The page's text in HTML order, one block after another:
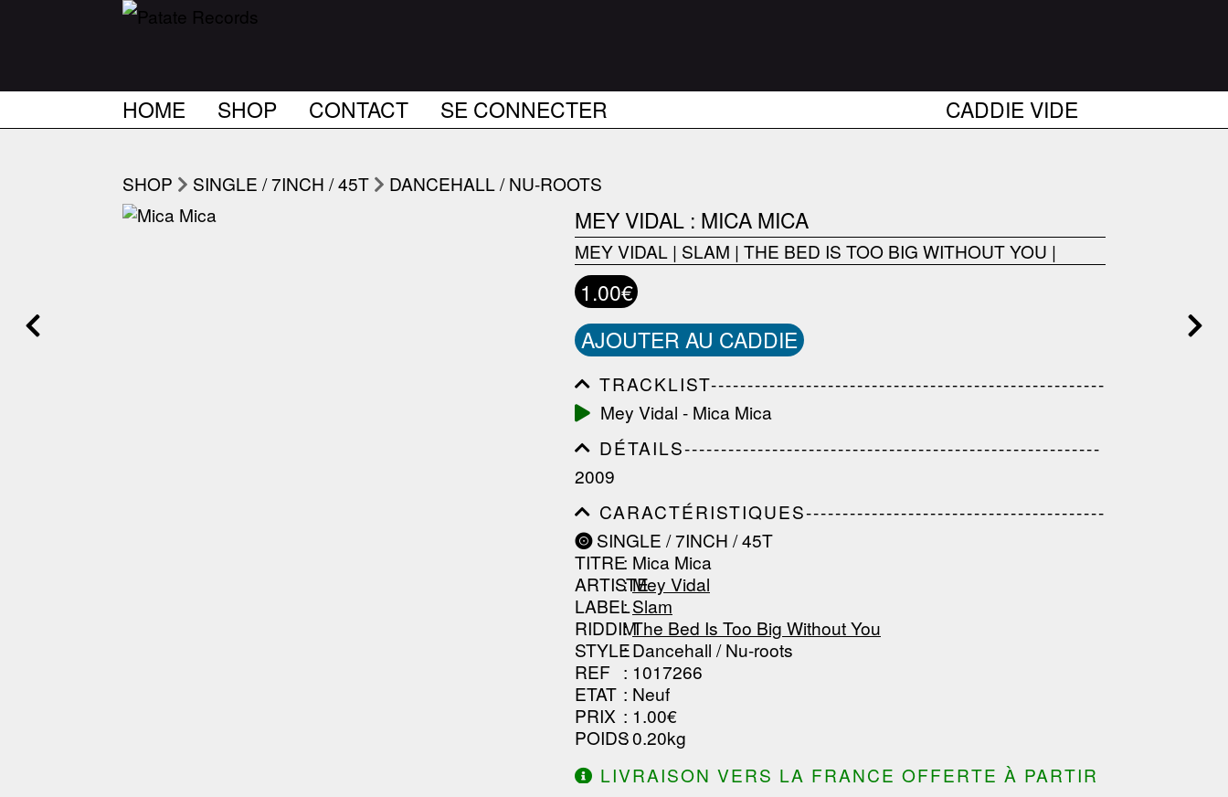
HOME SHOP CONTACT SE CONNECTER CADDIE VIDE
SHOP SINGLE / 7INCH / 45T DANCEHALL / NU-ROOTS
MEY VIDAL : MICA MICA
MEY VIDAL | SLAM | THE BED IS TOO BIG WITHOUT YOU |
1.00€
AJOUTER AU CADDIE
TRACKLIST------------------------------------------------------
---------------------------------------------------------------------
---------------------------------------------------------------------
-----------------
Mey Vidal - Mica Mica
DÉTAILS---------------------------------------------------------
---------------------------------------------------------------------
--------------
2009
CARACTÉRISTIQUES-----------------------------------------
---------------------------------------------------------------------
---------------------------------------------------------------------
------------------------------
SINGLE / 7INCH / 45T
TITRE: Mica Mica
ARTISTE
:Mey Vidal
LABEL
:Slam
RIDDIM
:The Bed Is Too Big Without You
STYLE: Dancehall / Nu-roots
REF : 1017266
ETAT : Neuf
PRIX : 1.00€
POIDS: 0.20kg
LIVRAISON VERS LA FRANCE OFFERTE À PARTIR